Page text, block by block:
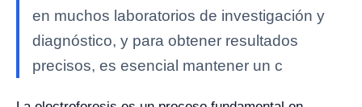
en muchos laboratorios de investigación y
diagnóstico, y para obtener resultados
precisos, es esencial mantener un c